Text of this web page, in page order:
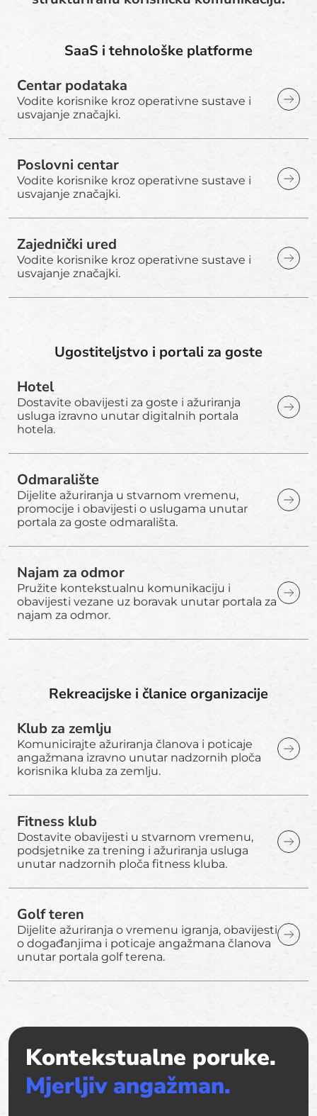
SaaS i tehnološke platforme
Centar podataka
Vodite korisnike kroz operativne sustave i
usvajanje značajki.
Poslovni centar
Vodite korisnike kroz operativne sustave i
usvajanje značajki.
Zajednički ured
Vodite korisnike kroz operativne sustave i
usvajanje značajki.
Ugostiteljstvo i portali za goste
Hotel
Dostavite obavijesti za goste i ažuriranja
usluga izravno unutar digitalnih portala
hotela.
Odmaralište
Dijelite ažuriranja u stvarnom vremenu,
promocije i obavijesti o uslugama unutar
portala za goste odmarališta.
Najam za odmor
Pružite kontekstualnu komunikaciju i
obavijesti vezane uz boravak unutar portala za
najam za odmor.
Rekreacijske i članice organizacije
Klub za zemlju
Komunicirajte ažuriranja članova i poticaje
angažmana izravno unutar nadzornih ploča
korisnika kluba za zemlju.
Fitness klub
Dostavite obavijesti u stvarnom vremenu,
podsjetnike za trening i ažuriranja usluga
unutar nadzornih ploča fitness kluba.
Golf teren
Dijelite ažuriranja o vremenu igranja, obavijesti
o događanjima i poticaje angažmana članova
unutar portala golf terena.
Kontekstualne poruke.
Mjerljiv angažman.